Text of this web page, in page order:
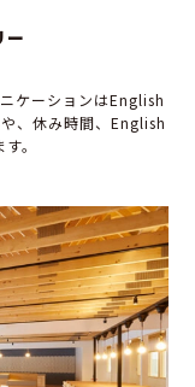
ー
ケーションはEnglish
、休み時間、English
。